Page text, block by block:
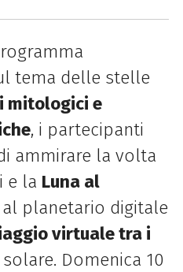
tema delle stelle
mitologici e
, i partecipanti
ammirare la volta
e la Luna al
al planetario digitale
virtuale tra i
Domenica 10